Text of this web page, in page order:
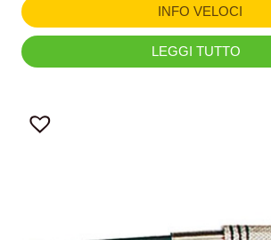
INFO VELOCI
LEGGI TUTTO